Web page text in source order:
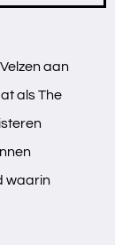
aan
als The
waarin